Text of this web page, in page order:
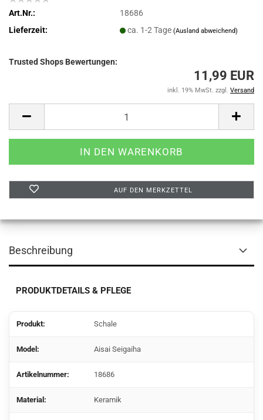
Art.Nr.:
18686
Lieferzeit:
ca. 1-2 Tage(Ausland abweichend)
Trusted Shops Bewertungen:
11,99 EUR
inkl. 19% MwSt. zzgl. Versand
AUF DEN MERKZETTEL
Beschreibung
PRODUKTDETAILS & PFLEGE
Produkt: Schale
Model: Aisai Seigaiha
Artikelnummer: 18686
Material: Keramik